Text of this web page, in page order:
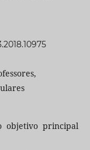
objetivo principal